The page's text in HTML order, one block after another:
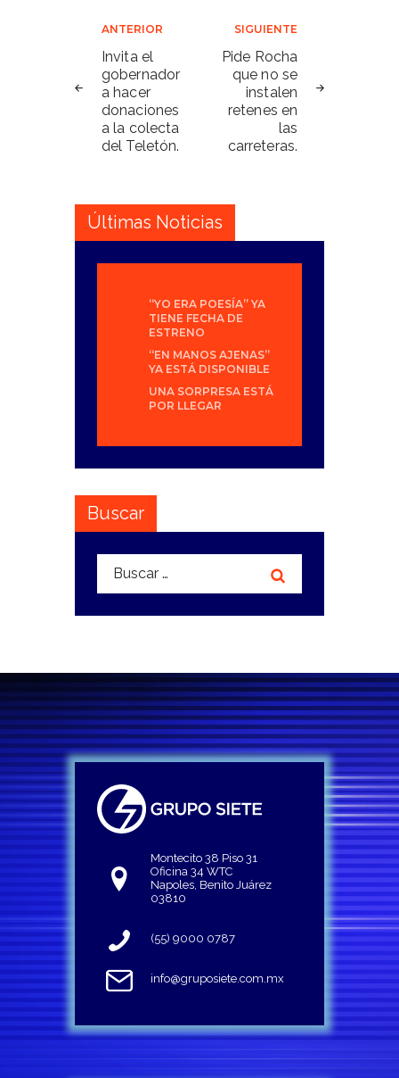
Navegación
de
entradas
ANTERIOR
Invita el
gobernador
a hacer
donaciones
a la colecta
del Teletón.
SIGUIENTE
Pide Rocha
que no se
instalen
retenes en
las
carreteras.
Últimas Noticias
“YO ERA POESÍA” YA
TIENE FECHA DE
ESTRENO
“EN MANOS AJENAS”
YA ESTÁ DISPONIBLE
UNA SORPRESA ESTÁ
POR LLEGAR
Buscar
Buscar:
Montecito 38 Piso 31
Oficina 34 WTC
Napoles, Benito Juárez
03810
(55) 9000 0787
info@gruposiete.com.mx